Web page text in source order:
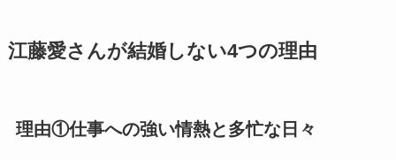
江藤愛さんが結婚しない4つの理由
理由①仕事への強い情熱と多忙な日々